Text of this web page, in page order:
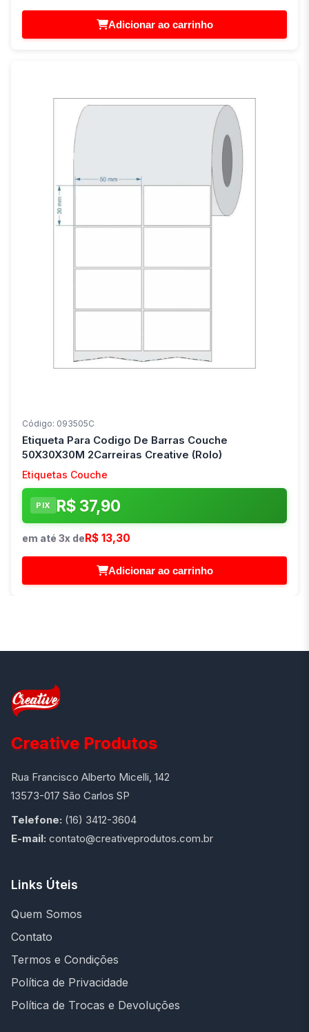
Adicionar ao carrinho
Código: 093505C
Etiqueta Para Codigo De Barras Couche
50X30X30M 2Carreiras Creative (Rolo)
Etiquetas Couche
PIX R$ 37,90
em até 3x deR$ 13,30
Adicionar ao carrinho
Creative Produtos
Rua Francisco Alberto Micelli, 142
13573-017 São Carlos SP
Telefone: (16) 3412-3604
E-mail: contato@creativeprodutos.com.br
Links Úteis
Quem Somos
Contato
Termos e Condições
Política de Privacidade
Política de Trocas e Devoluções